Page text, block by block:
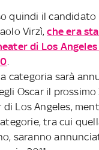
quindi il
Virzì,che era
di Los Angeles
.
categoria sarà
Oscar il
di Los Angeles,
tra cui
saranno